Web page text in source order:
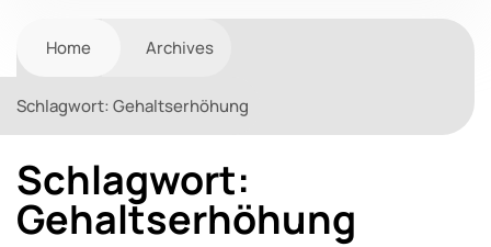
Home Archives
Schlagwort: Gehaltserhöhung
Schlagwort:
Gehaltserhöhung